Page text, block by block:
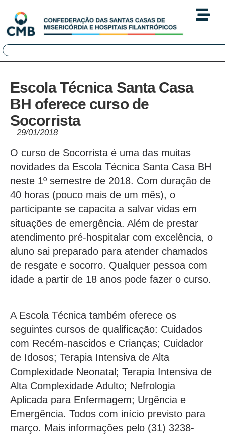
Escola Técnica Santa Casa
BH oferece curso de
Socorrista
29/01/2018
O curso de Socorrista é uma das muitas
novidades da Escola Técnica Santa Casa BH
neste 1º semestre de 2018. Com duração de
40 horas (pouco mais de um mês), o
participante se capacita a salvar vidas em
situações de emergência. Além de prestar
atendimento pré-hospitalar com excelência, o
aluno sai preparado para atender chamados
de resgate e socorro. Qualquer pessoa com
idade a partir de 18 anos pode fazer o curso.
A Escola Técnica também oferece os
seguintes cursos de qualificação: Cuidados
com Recém-nascidos e Crianças; Cuidador
de Idosos; Terapia Intensiva de Alta
Complexidade Neonatal; Terapia Intensiva de
Alta Complexidade Adulto; Nefrologia
Aplicada para Enfermagem; Urgência e
Emergência. Todos com início previsto para
março. Mais informações pelo (31) 3238-